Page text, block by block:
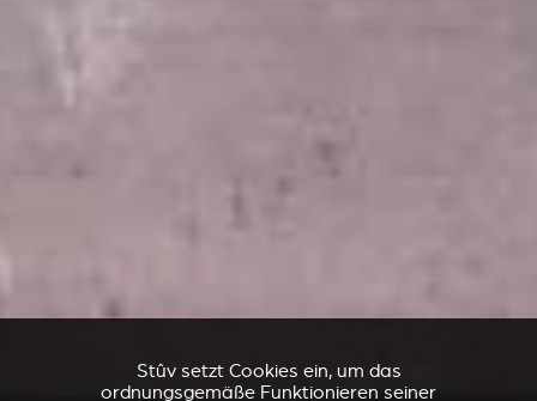
Stûv setzt Cookies ein, um das
ordnungsgemäße Funktionieren seiner